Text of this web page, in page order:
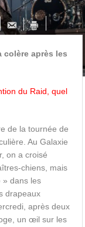
après les
du Raid, quel
de la tournée de
Au Galaxie
on a croisé
chiens, mais
» dans les
drapeaux
après deux
un œil sur les